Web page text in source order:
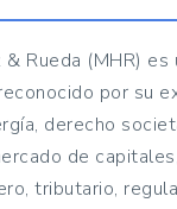
Rueda (MHR) es
por su
derecho
de
tributario,